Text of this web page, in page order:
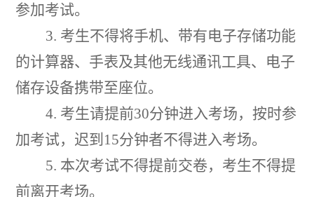
参加考试。
3. 考生不得将手机、 带有电子存储功能
的计算器、手表及其他无线通讯工具、电子
储存设备携带至座位。
4. 考生请提前30分钟进入考场，按时参
加考试，迟到 15分钟者不得进入考场。
5. 本次考试不得提前交卷，考生不得提
前离开考场。